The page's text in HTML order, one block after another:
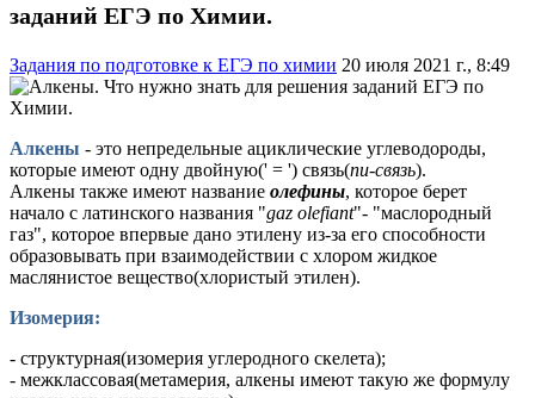
заданий ЕГЭ по Химии.
Задания по подготовке к ЕГЭ по химии 20 июля 2021 г., 8:49
Алкены - это непредельные ациклические углеводороды,
которые имеют одну двойную(' = ') связь(пи-связь).
Алкены также имеют название олефины, которое берет
начало с латинского названия "gaz olefiant"- "маслородный
газ", которое впервые дано этилену из-за его способности
образовывать при взаимодействии с хлором жидкое
маслянистое вещество(хлористый этилен).
Изомерия:
- структурная(изомерия углеродного скелета);
- межклассовая(метамерия, алкены имеют такую же формулу